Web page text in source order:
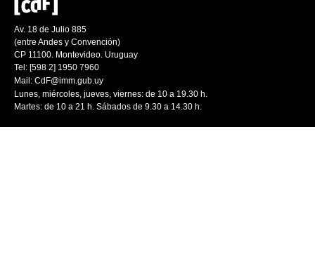
Av. 18 de Julio 885
(entre Andes y Convención)
CP 11100. Montevideo. Uruguay
Tel: [598 2] 1950 7960
Mail: CdF@imm.gub.uy
Lunes, miércoles, jueves, viernes: de 10 a 19.30 h.
Martes: de 10 a 21 h. Sábados de 9.30 a 14.30 h.